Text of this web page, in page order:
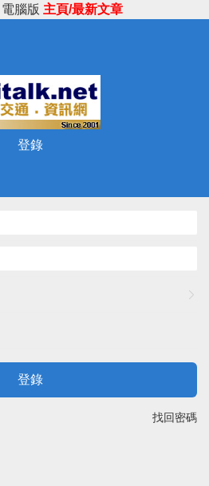
電腦版 主頁/最新文章
登錄
登錄
找回密碼